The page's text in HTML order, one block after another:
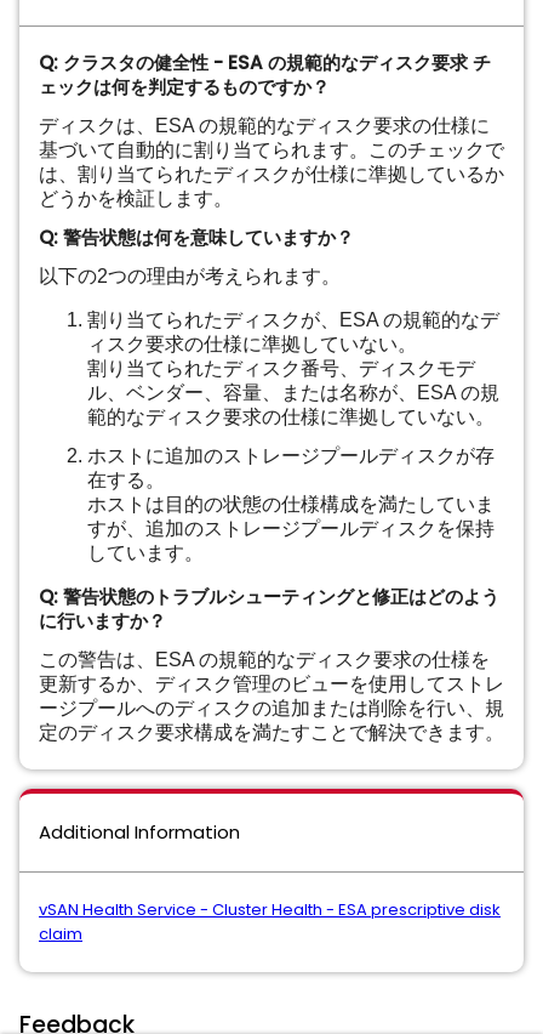
Q: クラスタの健全性 - ESA の規範的なディスク要求 チ
ェックは何を判定するものですか？
ディスクは、ESA の規範的なディスク要求の仕様に
基づいて自動的に割り当てられます。このチェックで
は、割り当てられたディスクが仕様に準拠しているか
どうかを検証します。
Q:警告状態は何を意味していますか？
以下の2つの理由が考えられます。
割り当てられたディスクが、ESA の規範的なデ
ィスク要求の仕様に準拠していない。
割り当てられたディスク番号、ディスクモデ
ル、ベンダー、容量、または名称が、ESA の規
範的なディスク要求の仕様に準拠していない。
ホストに追加のストレージプールディスクが存
在する。
ホストは目的の状態の仕様構成を満たしていま
すが、追加のストレージプールディスクを保持
しています。
Q: 警告状態のトラブルシューティングと修正はどのよう
に行いますか？
この警告は、ESA の規範的なディスク要求の仕様を
更新するか、ディスク管理のビューを使用してストレ
ージプールへのディスクの追加または削除を行い、規
定のディスク要求構成を満たすことで解決できます。
Additional Information
vSAN Health Service - Cluster Health - ESA prescriptive disk
claim
Feedback